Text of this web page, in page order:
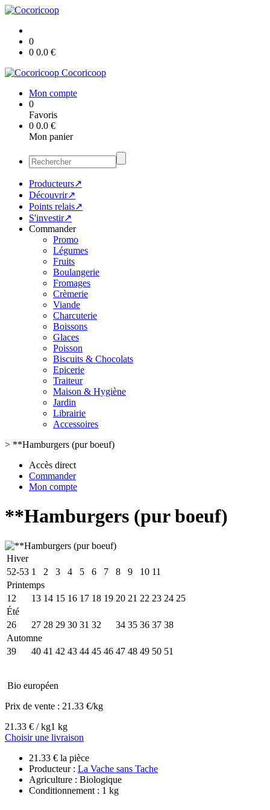
0
0 0.0 €
Cocoricoop
Mon compte
0
Favoris
0 0.0 €
Mon panier
Producteurs↗
Découvrir↗
Points relais↗
S'investir↗
Commander
Promo
Légumes
Fruits
Boulangerie
Fromages
Crèmerie
Viande
Charcuterie
Boissons
Glaces
Poisson
Biscuits & Chocolats
Epicerie
Traiteur
Maison & Hygiène
Jardin
Librairie
Accessoires
> **Hamburgers (pur boeuf)
Accès direct
Commander
Mon compte
**Hamburgers (pur boeuf)
Hiver
52-53 1 2 3 4 5 6 7 8 9 10 11
Printemps
12
13 14 15 16 17 18 19 20 21 22 23 24 25
Été
26
27 28 29 30 31 32 34 35 36 37 38
Automne
39
40 41 42 43 44 45 46 47 48 49 50 51
Bio européen
Prix de vente : 21.33 €/kg
21.33 € / kg1 kg
Choisir une livraison
21.33 € la pièce
Producteur : La Vache sans Tache
Agriculture : Biologique
Conditionnement : 1 kg